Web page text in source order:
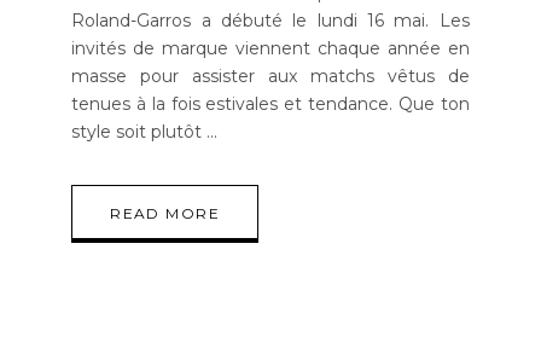
Roland-Garros a débuté le lundi 16 mai. Les
invités de marque viennent chaque année en
masse pour assister aux matchs vêtus de
tenues à la fois estivales et tendance. Que ton
style soit plutôt
READ MORE